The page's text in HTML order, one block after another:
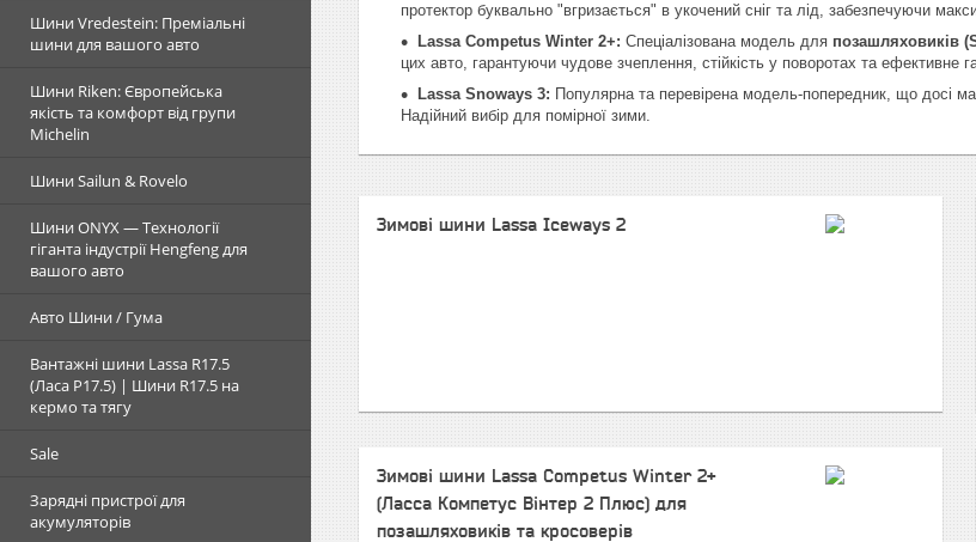
Шини Vredestein: Преміальні
шини для вашого авто
Шини Riken: Європейська
якість та комфорт від групи
Michelin
Шини Sailun & Rovelo
Шини ONYX — Технології
гіганта індустрії Hengfeng для
вашого авто
Авто Шини / Гума
Вантажні шини Lassa R17.5
(Ласа Р17.5) | Шини R17.5 на
кермо та тягу
Sale
Зарядні пристрої для
акумуляторів
протектор буквально "вгризається" в укочений сніг та лід, забезпечуючи
Lassa Competus Winter 2+: Спеціалізована модель для позашляховиків
цих авто, гарантуючи чудове зчеплення, стійкість у поворотах та ефективне
Lassa Snoways 3: Популярна та перевірена модель-попередник, що досі
Надійний вибір для помірної зими.
Зимові шини Lassa Iceways 2
Зимові шини Lassa Competus Winter 2+
(Ласса Компетус Вінтер 2 Плюс) для
позашляховиків та кросоверів